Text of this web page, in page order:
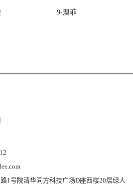
9-溴菲
1号院清华同方科技广场D座西楼20层绿人